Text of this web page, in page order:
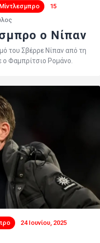
Μίντλεσμπρο
15
ο Νίπαν
του Σβέρρε Νίπαν από τη
Φαμπρίτσιο Ρομάνο.
24 Ιουνίου, 2025